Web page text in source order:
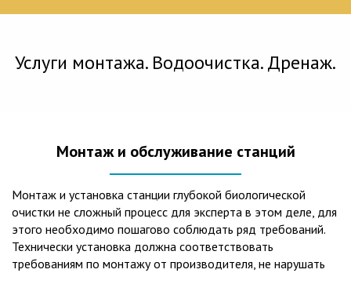
Услуги монтажа. Водоочистка. Дренаж.
Монтаж и обслуживание станций
Монтаж и установка станции глубокой биологической
очистки не сложный процесс для эксперта в этом деле, для
этого необходимо пошагово соблюдать ряд требований.
Технически установка должна соответствовать
требованиям по монтажу от производителя, не нарушать